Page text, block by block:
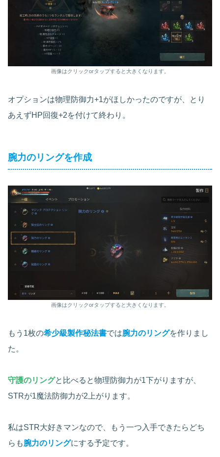
画像はクリックorタップすると大きくなります。
オプションは物理防御力+1がほしかったのですが、とり
あえずHP回復+2を付けて終わり。
腕力のリングを作成
画像はクリックorタップすると大きくなります。
もう1枚の希少級製作秘法書では腕力のリングを作りまし
た。
守護のリングと比べると物理防御力が1下がりますが、
STRが1魔法防御力が2上がります。
私はSTR大好きマンなので、もう一つ入手できたらどち
らも腕力のリングにする予定です。